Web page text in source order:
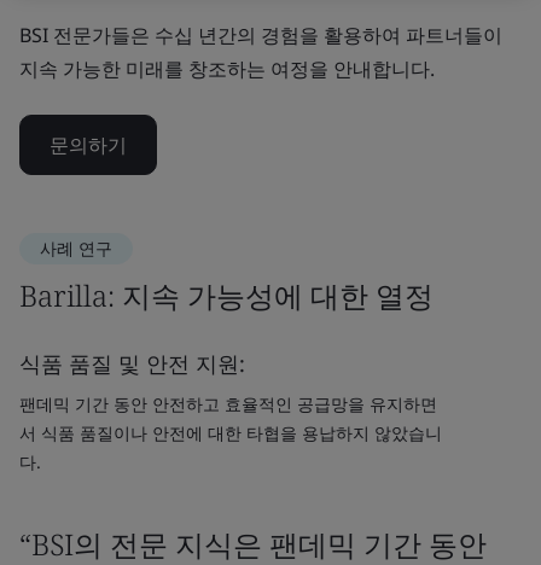
BSI 전문가들은 수십 년간의 경험을 활용하여 파트너들이
지속 가능한 미래를 창조하는 여정을 안내합니다.
문의하기
사례 연구
Barilla: 지속 가능성에 대한 열정
식품 품질 및 안전 지원:
팬데믹 기간 동안 안전하고 효율적인 공급망을 유지하면
서 식품 품질이나 안전에 대한 타협을 용납하지 않았습니
다.
“BSI의 전문 지식은 팬데믹 기간 동안